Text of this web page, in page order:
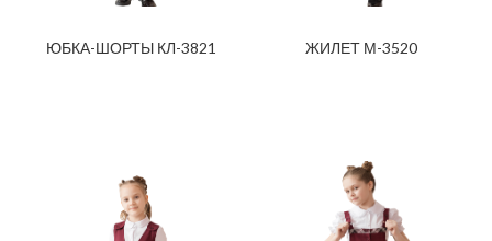
ЮБКА-ШОРТЫ КЛ-3821 ЖИЛЕТ М-3520